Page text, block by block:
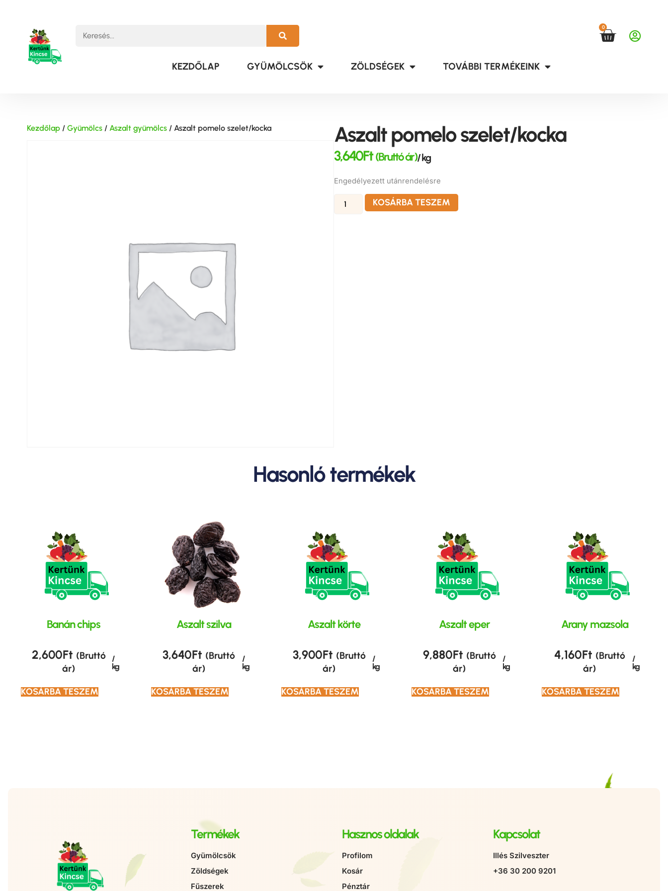
0
KEZDŐLAP GYÜMÖLCSÖK ZÖLDSÉGEK TOVÁBBI TERMÉKEINK
Kezdőlap/ Gyümölcs/ Aszalt gyümölcs/ Aszalt pomelo szelet/kocka Aszalt pomelo szelet/kocka
3,640Ft (Bruttó ár)/ kg
Engedélyezett utánrendelésre
KOSÁRBA TESZEM
Hasonló termékek
Banán chips
2,600Ft (Bruttó
ár)
/
kg
KOSÁRBA TESZEM
Aszalt szilva
3,640Ft (Bruttó
ár)
/
kg
KOSÁRBA TESZEM
Aszalt körte
3,900Ft (Bruttó
ár)
/
kg
KOSÁRBA TESZEM
Aszalt eper
9,880Ft (Bruttó
ár)
/
kg
KOSÁRBA TESZEM
Arany mazsola
4,160Ft (Bruttó
ár)
/
kg
KOSÁRBA TESZEM
Termékek
Gyümölcsök
Zöldségek
Fűszerek
Hasznos oldalak
Profilom
Kosár
Pénztár
Kapcsolat
Illés Szilveszter
+36 30 200 9201